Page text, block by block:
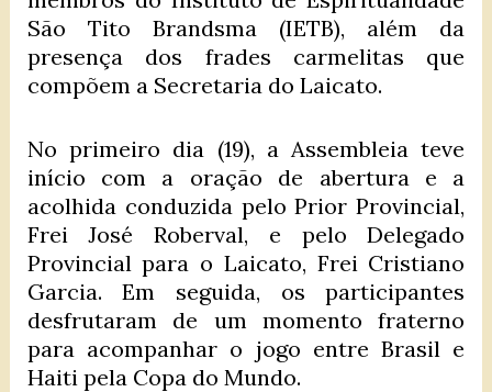
São Tito Brandsma (IETB), além da
presença dos frades carmelitas que
compõem a Secretaria do Laicato.
No primeiro dia (19), a Assembleia teve
início com a oração de abertura e a
acolhida conduzida pelo Prior Provincial,
Frei José Roberval, e pelo Delegado
Provincial para o Laicato, Frei Cristiano
Garcia. Em seguida, os participantes
desfrutaram de um momento fraterno
para acompanhar o jogo entre Brasil e
Haiti pela Copa do Mundo.